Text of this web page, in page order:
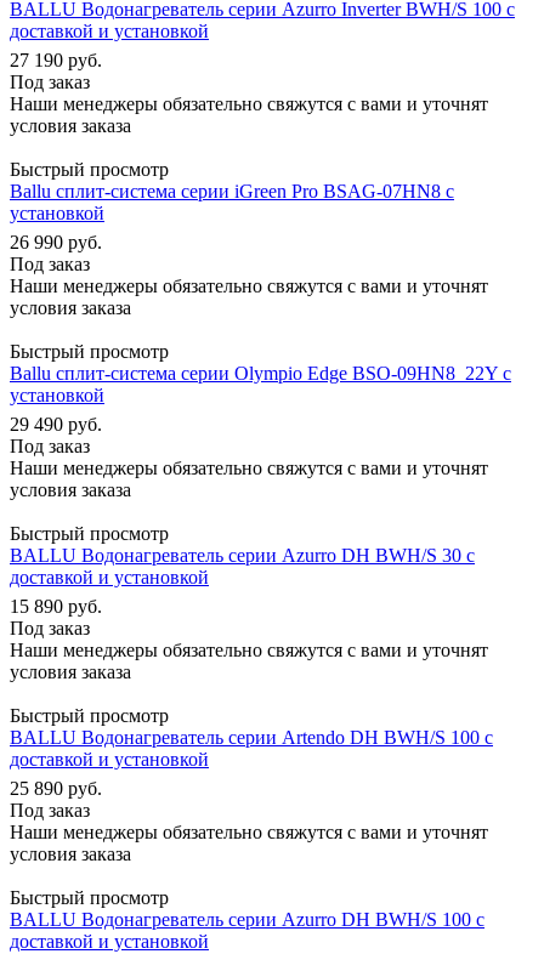
BALLU Водонагреватель серии Azurro Inverter BWH/S 100 с
доставкой и установкой
27 190 руб.
Под заказ
Наши менеджеры обязательно свяжутся с вами и уточнят
условия заказа
Быстрый просмотр
Ballu сплит-система серии iGreen Pro BSAG-07HN8 с
установкой
26 990 руб.
Под заказ
Наши менеджеры обязательно свяжутся с вами и уточнят
условия заказа
Быстрый просмотр
Ballu сплит-система серии Olympio Edge BSO-09HN8_22Y с
установкой
29 490 руб.
Под заказ
Наши менеджеры обязательно свяжутся с вами и уточнят
условия заказа
Быстрый просмотр
BALLU Водонагреватель серии Azurro DH BWH/S 30 с
доставкой и установкой
15 890 руб.
Под заказ
Наши менеджеры обязательно свяжутся с вами и уточнят
условия заказа
Быстрый просмотр
BALLU Водонагреватель серии Artendo DH BWH/S 100 с
доставкой и установкой
25 890 руб.
Под заказ
Наши менеджеры обязательно свяжутся с вами и уточнят
условия заказа
Быстрый просмотр
BALLU Водонагреватель серии Azurro DH BWH/S 100 с
доставкой и установкой